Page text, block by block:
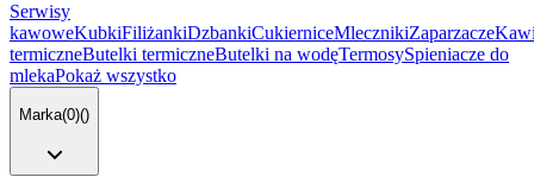
Serwisy
kawoweKubkiFiliżankiDzbankiCukierniceMlecznikiZaparzacze
termiczneButelki termiczneButelki na wodęTermosySpieniacze do
mlekaPokaż wszystko
Marka(0)()